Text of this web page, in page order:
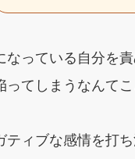
なっている自分を
ってしまうなんて
ティブな感情を打